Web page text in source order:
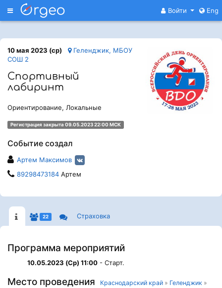
Меню Войти Eng
10 мая 2023 (ср)
Геленджик, МБОУ
СОШ 2
Спортивный
лабиринт
Ориентирование, Локальные
Регистрация закрыта 09.05.2023 22:00 МСК
Событие создал
Артем Максимов
89298473184 Артем
22 Страховка
Программа мероприятий
10.05.2023 (Ср) 11:00 - Старт.
Место проведения Краснодарский край » Геленджик »